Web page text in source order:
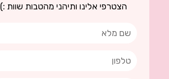
הצטרפי אלינו ותיהני מהטבות שוות :)